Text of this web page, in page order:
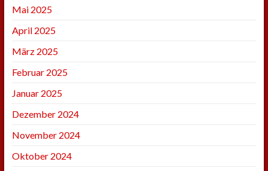
Mai 2025
April 2025
März 2025
Februar 2025
Januar 2025
Dezember 2024
November 2024
Oktober 2024